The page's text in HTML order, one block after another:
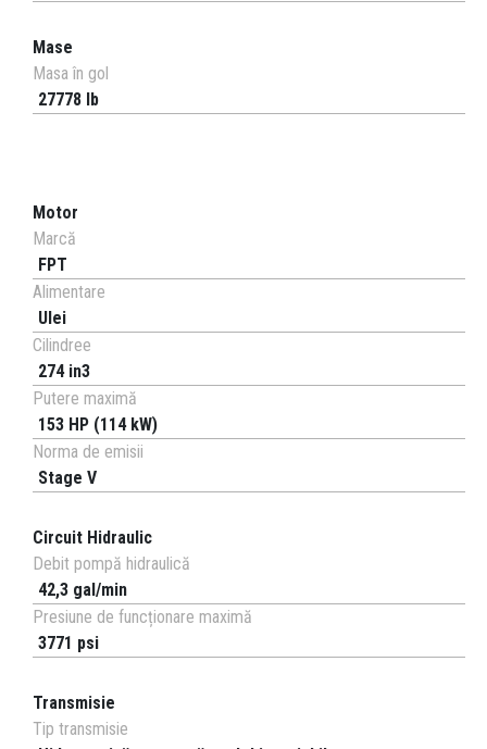
Mase
Masa în gol
27778 lb
Motor
Marcă
FPT
Alimentare
Ulei
Cilindree
274 in3
Putere maximă
153 HP (114 kW)
Norma de emisii
Stage V
Circuit Hidraulic
Debit pompă hidraulică
42,3 gal/min
Presiune de funcționare maximă
3771 psi
Transmisie
Tip transmisie